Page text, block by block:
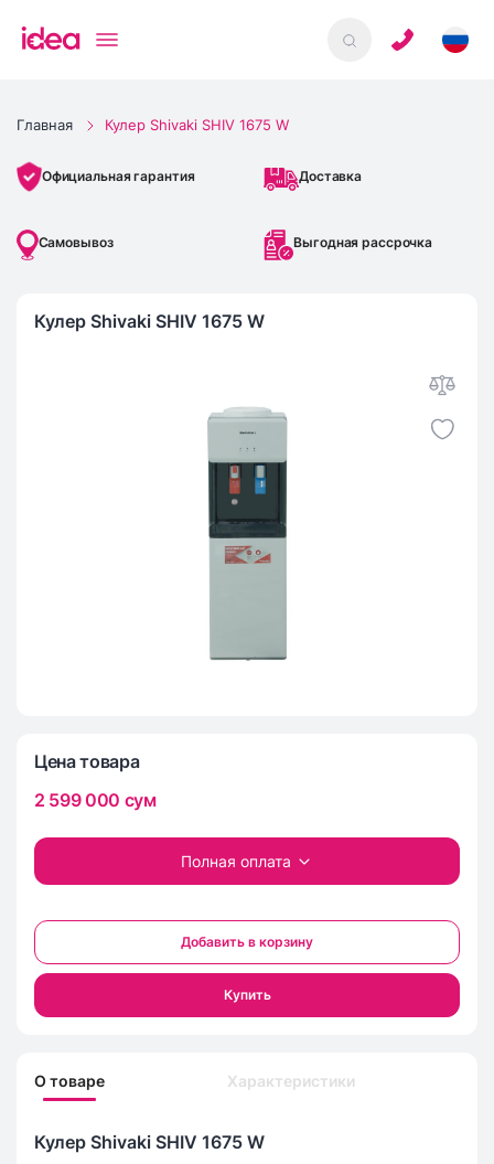
Главная Кулер Shivaki SHIV 1675 W
Официальная гарантия Доставка
Самовывоз Выгодная рассрочка
Кулер Shivaki SHIV 1675 W
Цена товара
2 599 000 сум
Полная оплата
Добавить в корзину
Купить
О товаре Характеристики
Кулер Shivaki SHIV 1675 W